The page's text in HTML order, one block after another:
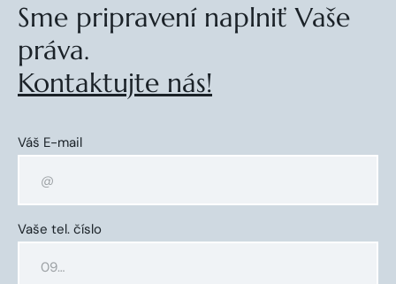
Sme pripravení naplniť Vaše
práva.
Kontaktujte nás!
Váš E-mail
Vaše tel. číslo